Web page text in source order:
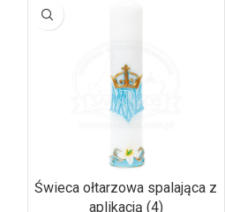
Świeca ołtarzowa spalająca z
aplikacją (4)